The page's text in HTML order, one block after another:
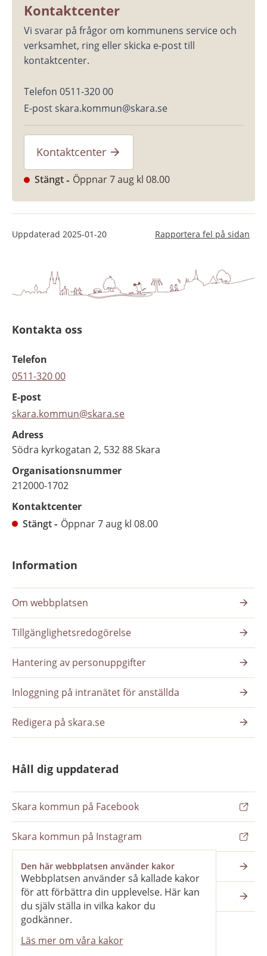
Den här webbplatsen använder kakor
Webbplatsen använder så kallade kakor
för att förbättra din upplevelse. Här kan
du själv ställa in vilka kakor du
godkänner.
Läs mer om våra kakor
Kontaktcenter
Vi svarar på frågor om kommunens service och
verksamhet, ring eller skicka e-post till
kontaktcenter.
Telefon 0511-320 00
E-post skara.kommun@skara.se
Kontaktcenter
Stängt Öppnar 7 aug kl 08.00
Uppdaterad 2025-01-20 Rapportera fel på sidan
Kontakta oss
Telefon
0511-320 00
E-post
skara.kommun@skara.se
Adress
Södra kyrkogatan 2, 532 88 Skara
Organisationsnummer
212000-1702
Kontaktcenter
Stängt
Öppnar 7 aug kl 08.00
Information
Om webbplatsen
Tillgänglighetsredogörelse
Hantering av personuppgifter
Inloggning på intranätet för anställda
Redigera på skara.se
Håll dig uppdaterad
Skara kommun på Facebook
Skara kommun på Instagram
Nyhetsbrev
Pressrum
Våra webbplatser